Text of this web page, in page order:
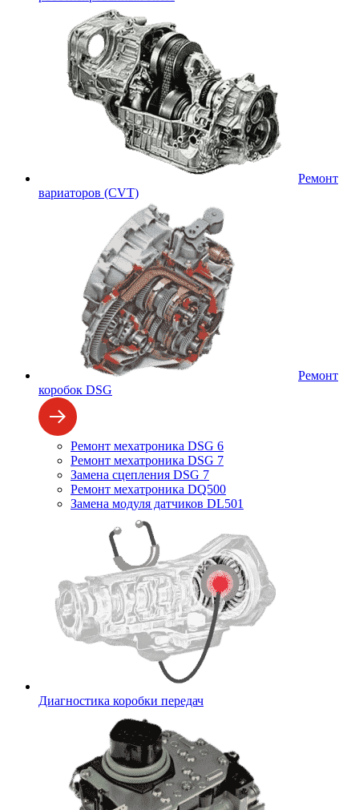
Ремонт
вариаторов (CVT)
Ремонт
коробок DSG
Ремонт мехатроника DSG 6
Ремонт мехатроника DSG 7
Замена сцепления DSG 7
Ремонт мехатроника DQ500
Замена модуля датчиков DL501
Диагностика коробки передач